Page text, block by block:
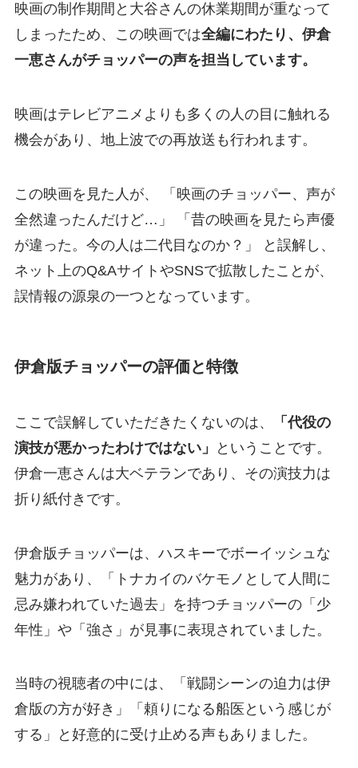
映画の制作期間と大谷さんの休業期間が重なって
しまったため、この映画では全編にわたり、伊倉
一恵さんがチョッパーの声を担当しています。
映画はテレビアニメよりも多くの人の目に触れる
機会があり、地上波での再放送も行われます。
この映画を見た人が、 「映画のチョッパー、声が
全然違ったんだけど…」 「昔の映画を見たら声優
が違った。今の人は二代目なのか？」 と誤解し、
ネット上のQ&AサイトやSNSで拡散したことが、
誤情報の源泉の一つとなっています。
伊倉版チョッパーの評価と特徴
ここで誤解していただきたくないのは、
「代役の
演技が悪かったわけではない」
ということです。
伊倉一恵さんは大ベテランであり、その演技力は
折り紙付きです。
伊倉版チョッパーは、ハスキーでボーイッシュな
魅力があり、「トナカイのバケモノとして人間に
忌み嫌われていた過去」を持つチョッパーの「少
年性」や「強さ」が見事に表現されていました。
当時の視聴者の中には、「戦闘シーンの迫力は伊
倉版の方が好き」「頼りになる船医という感じが
する」と好意的に受け止める声もありました。